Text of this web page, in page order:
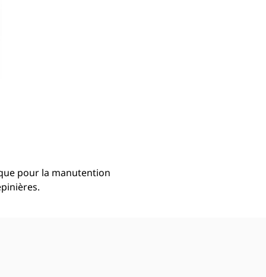
pour la manutention